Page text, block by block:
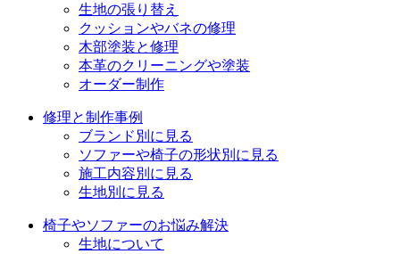
生地の張り替え
クッションやバネの修理
木部塗装と修理
本革のクリーニングや塗装
オーダー制作
修理と制作事例
ブランド別に見る
ソファーや椅子の形状別に見る
施工内容別に見る
生地別に見る
椅子やソファーのお悩み解決
生地について